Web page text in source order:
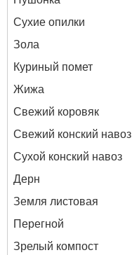
Сухие опилки
Зола
Куриный помет
Жижа
Свежий коровяк
Свежий конский навоз
Сухой конский навоз
Дерн
Земля листовая
Перегной
Зрелый компост